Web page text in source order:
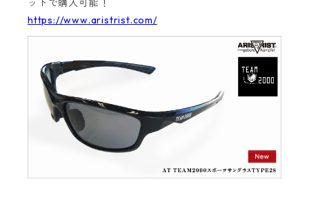
ットで購入可能！
https://www.aristrist.com/